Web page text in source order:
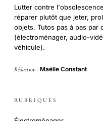
Lutter contre
réparer plutôt que jeter,
objets. Tutos pas à pas par
(électroménager, audio-
véhicule).
Rédaction : Maëlle Constant
RUBRIQUES